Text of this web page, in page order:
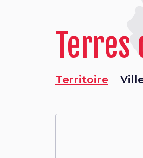
Terres
Territoire